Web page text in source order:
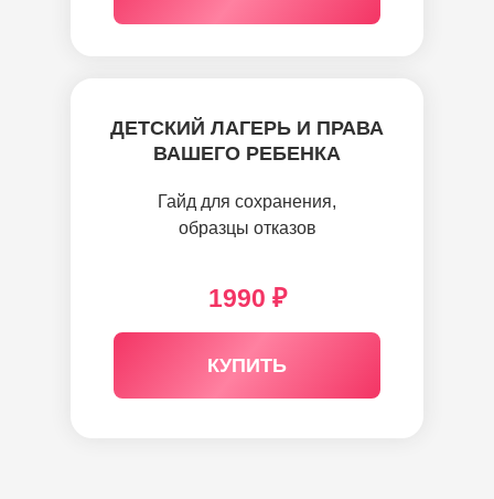
ДЕТСКИЙ ЛАГЕРЬ И ПРАВА
ВАШЕГО РЕБЕНКА
Гайд для сохранения,
образцы отказов
КУПИТЬ
1990 ₽